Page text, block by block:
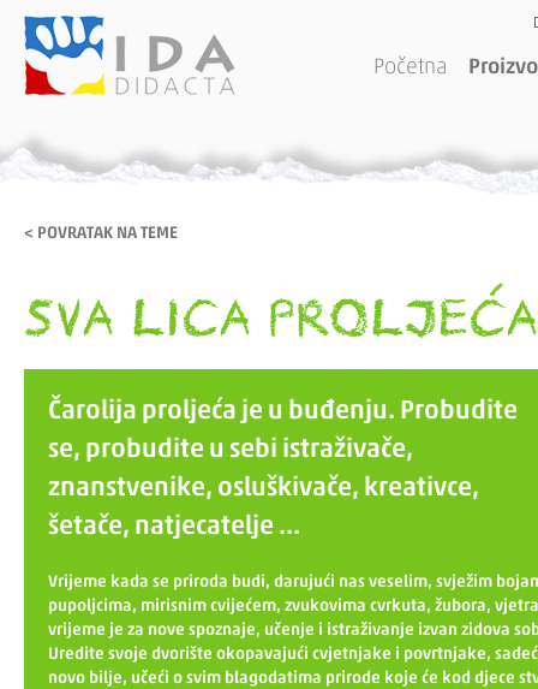
Početna
< POVRATAK NA TEME
SVA LICA PROLJEĆA
Čarolija proljeća je u buđenju. Probudite
se, probudite u sebi istraživače,
znanstvenike, osluškivače, kreativce,
šetače, natjecatelje ...
Vrijeme kada se priroda budi, darujući nas veselim, svježim
pupoljcima, mirisnim cvijećem, zvukovima cvrkuta, žubora,
vrijeme je za nove spoznaje, učenje i istraživanje izvan zidova
Uredite svoje dvorište okopavajući cvjetnjake i povrtnjake,
novo bilje, učeći o svim blagodatima prirode koje će kod djece